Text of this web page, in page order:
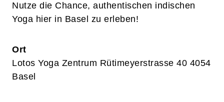
Nutze die Chance, authentischen indischen
Yoga hier in Basel zu erleben!
Ort
Lotos Yoga Zentrum Rütimeyerstrasse 40 4054
Basel